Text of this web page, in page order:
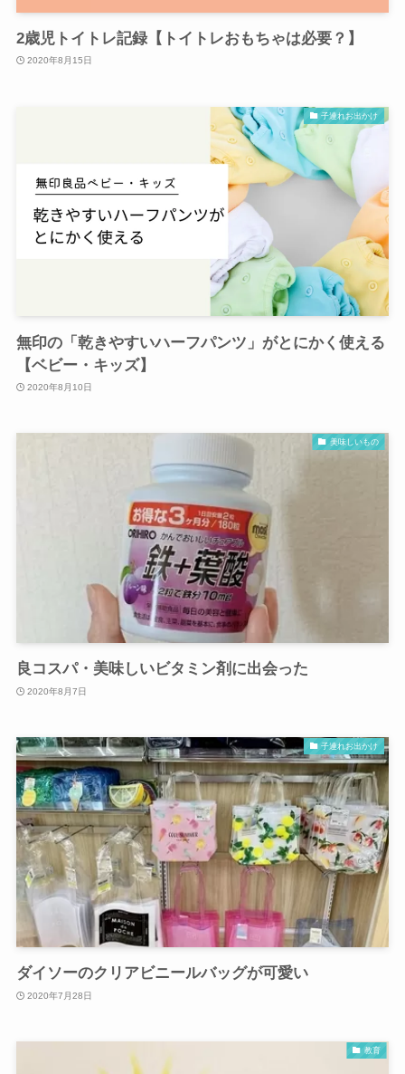
2歳児トイトレ記録【トイトレおもちゃは必要？】
2020年8月15日
子連れお出かけ
無印の「乾きやすいハーフパンツ」がとにかく使える
【ベビー・キッズ】
2020年8月10日
美味しいもの
良コスパ・美味しいビタミン剤に出会った
2020年8月7日
子連れお出かけ
ダイソーのクリアビニールバッグが可愛い
2020年7月28日
教育